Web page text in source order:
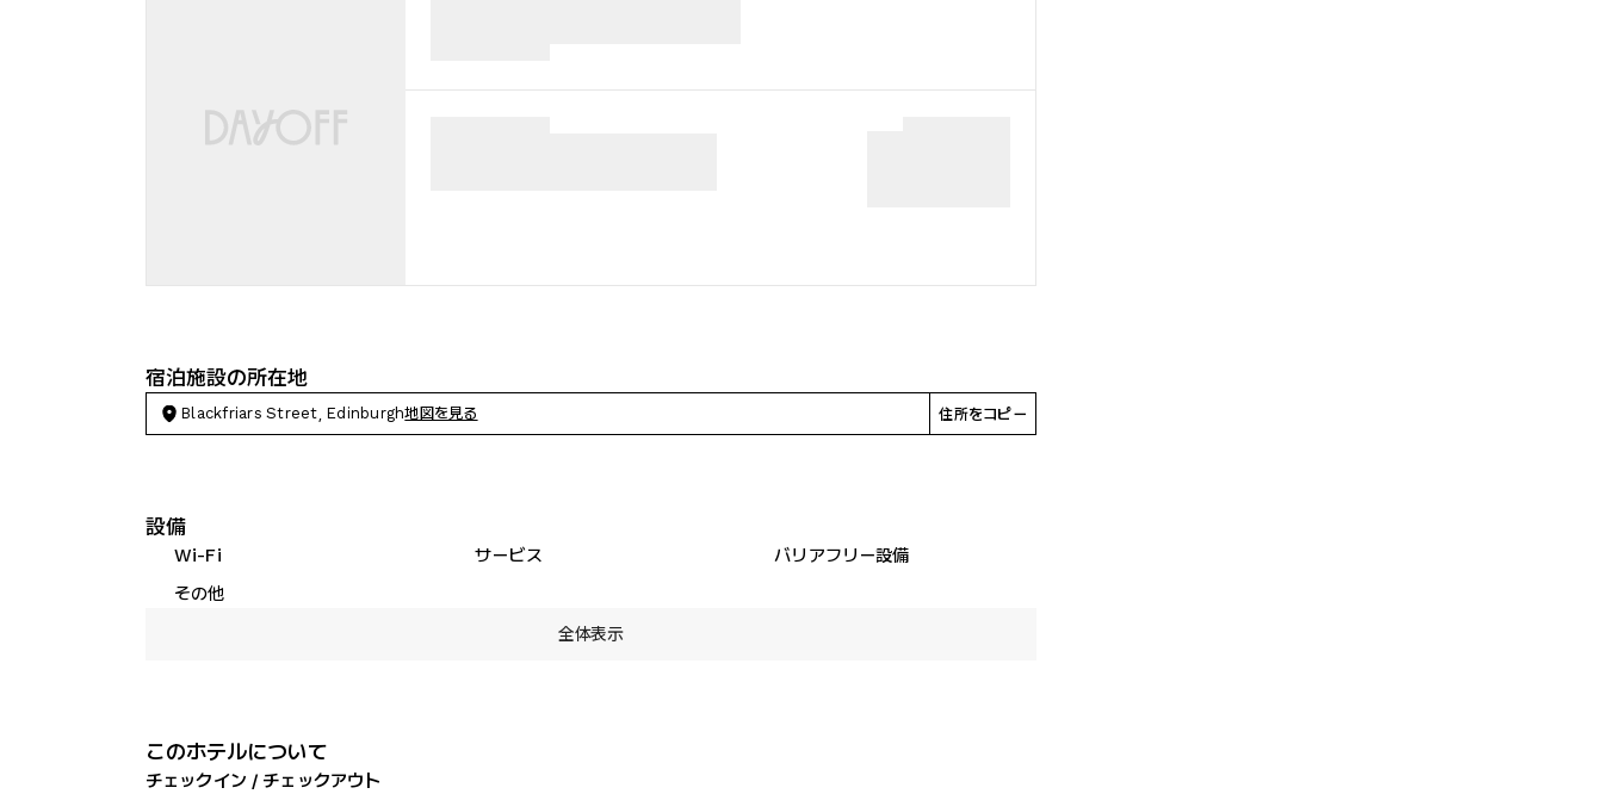
宿泊施設の所在地
Blackfriars Street, Edinburgh地図を見る 住所をコピー
設備
Wi-Fi サービス
バリアフリー設備
その他
全体表示
このホテルについて
チェックイン / チェックアウト